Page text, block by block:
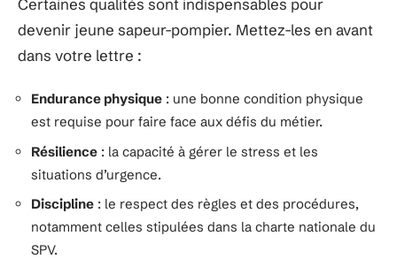
devenir jeune sapeur-pompier. Mettez-les en avant
dans votre lettre :
Endurance physique : une bonne condition physique
est requise pour faire face aux défis du métier.
Résilience : la capacité à gérer le stress et les
situations d’urgence.
Discipline : le respect des règles et des procédures,
notamment celles stipulées dans la charte nationale du
SPV.